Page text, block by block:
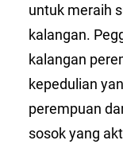
untuk meraih
kalangan.
kalangan
kepedulian
perempuan
sosok yang